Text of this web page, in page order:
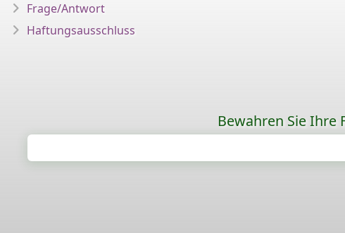
Frage/Antwort
Haftungsausschluss
Bewahren Sie Ihre